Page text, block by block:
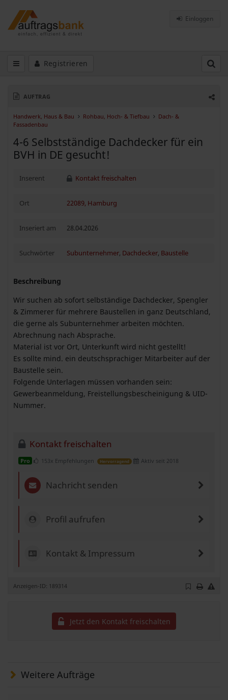
Einloggen
Registrieren
AUFTRAG
Handwerk, Haus & Bau Rohbau, Hoch- & Tiefbau
Dach- &
Fassadenbau
4-6 Selbstständige Dachdecker für ein
BVH in DE gesucht!
Inserent Kontakt freischalten
Ort 22089, Hamburg
Inseriert am 28.04.2026
Suchwörter Subunternehmer, Dachdecker, Baustelle
Beschreibung
Wir suchen ab sofort selbständige Dachdecker, Spengler
& Zimmerer für mehrere Baustellen in ganz Deutschland,
die gerne als Subunternehmer arbeiten möchten.
Abrechnung nach Absprache.
Material ist vor Ort, Unterkunft wird nicht gestellt!
Es sollte mind. ein deutschsprachiger Mitarbeiter auf der
Baustelle sein.
Folgende Unterlagen müssen vorhanden sein:
Gewerbeanmeldung, Freistellungsbescheinigung & UID-
Nummer.
Kontakt freischalten
Pro 153x Empfehlungen Hervorragend Aktiv seit 2018
Nachricht senden
Profil aufrufen
Kontakt & Impressum
Anzeigen-ID: 189314
Jetzt den Kontakt freischalten
Weitere Aufträge